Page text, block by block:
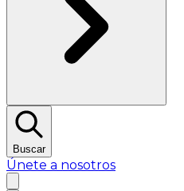
Buscar
Únete a nosotros